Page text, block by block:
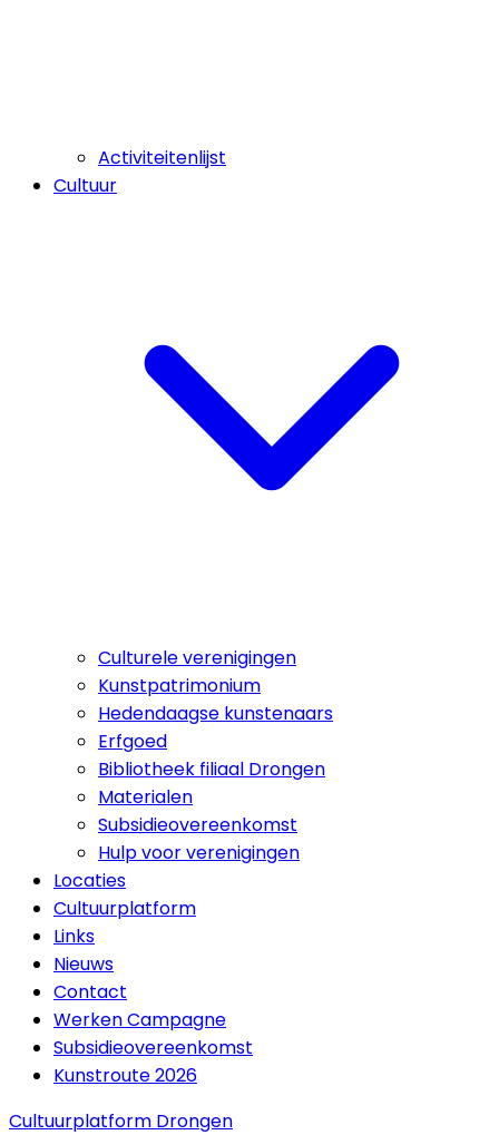
Activiteitenlijst
Cultuur
Culturele verenigingen
Kunstpatrimonium
Hedendaagse kunstenaars
Erfgoed
Bibliotheek filiaal Drongen
Materialen
Subsidieovereenkomst
Hulp voor verenigingen
Locaties
Cultuurplatform
Links
Nieuws
Contact
Werken Campagne
Subsidieovereenkomst
Kunstroute 2026
Cultuurplatform Drongen